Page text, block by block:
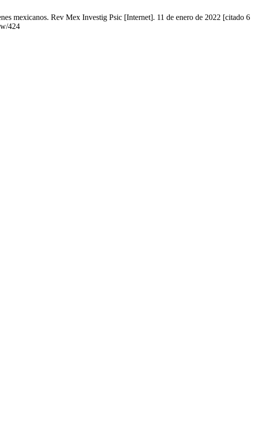
mexicanos. Rev Mex Investig Psic [Internet]. 11 de enero de 2022 [citado 6
424